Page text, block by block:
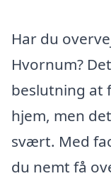
Har du
Hvornum?
beslutning at
hjem, men
svært. Med
du nemt få